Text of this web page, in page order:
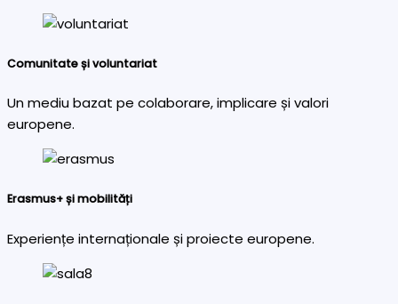
Comunitate și voluntariat
Un mediu bazat pe colaborare, implicare și valori
europene.
Erasmus+ și mobilități
Experiențe internaționale și proiecte europene.